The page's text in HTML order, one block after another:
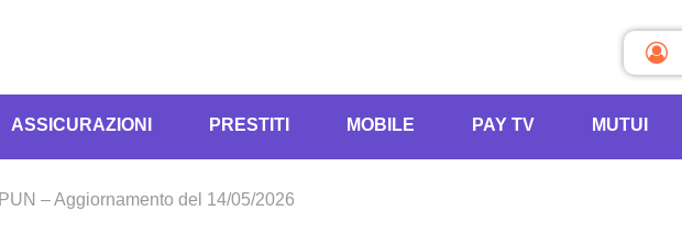
ASSICURAZIONI PRESTITI MOBILE PAY TV MUTUI
PUN – Aggiornamento del 14/05/2026